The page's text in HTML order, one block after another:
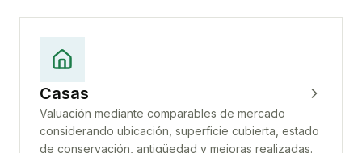
Casas
Valuación mediante comparables de mercado
considerando ubicación, superficie cubierta, estado
de conservación, antigüedad y mejoras realizadas.